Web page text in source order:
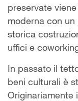
preservate
moderna con
storica
uffici e
In passato il
beni culturali è
Originariamente